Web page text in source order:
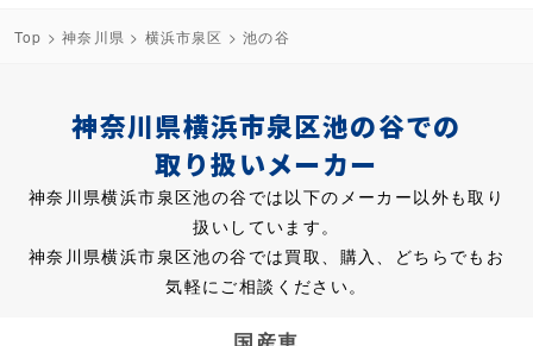
Top >神奈川県 > 横浜市泉区 > 池の谷
神奈川県横浜市泉区池の谷での
取り扱いメーカー
神奈川県横浜市泉区池の谷では以下のメーカー以外も取り
扱いしています。
神奈川県横浜市泉区池の谷では買取、購入、どちらでもお
気軽にご相談ください。